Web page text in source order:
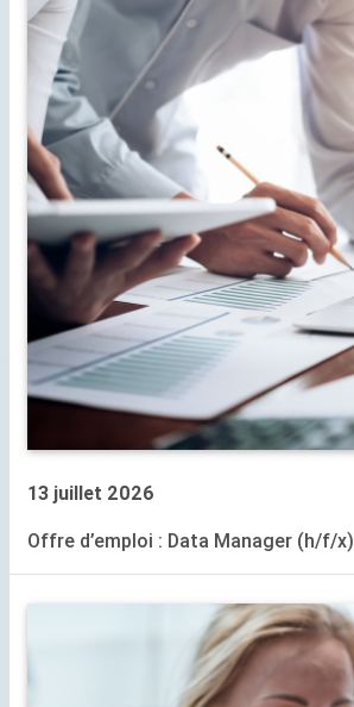
13 juillet 2026
Offre d’emploi : Data Manager (h/f/x)